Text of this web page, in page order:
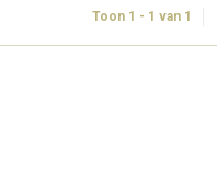
Toon 1 - 1 van 1